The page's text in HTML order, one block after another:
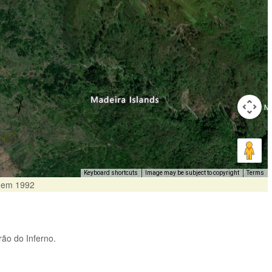
Keyboard shortcuts Image may be subject to copyright Terms
1992
do Inferno.